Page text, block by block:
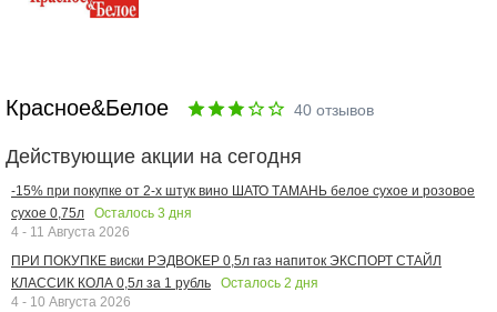
Красное&Белое 40 отзывов
Действующие акции на сегодня
-15% при покупке от 2-х штук вино ШАТО ТАМАНЬ белое сухое и розовое
сухое 0,75л
Осталось 3 дня
4 - 11 Августа 2026
ПРИ ПОКУПКЕ виски РЭДВОКЕР 0,5л газ напиток ЭКСПОРТ СТАЙЛ
КЛАССИК КОЛА 0,5л за 1 рубль
Осталось 2 дня
4 - 10 Августа 2026